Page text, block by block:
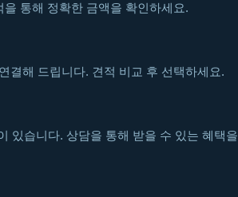
통해 정확한 금액을 확인하세요.
결해 드립니다. 견적 비교 후 선택하세요.
있습니다. 상담을 통해 받을 수 있는 혜택을